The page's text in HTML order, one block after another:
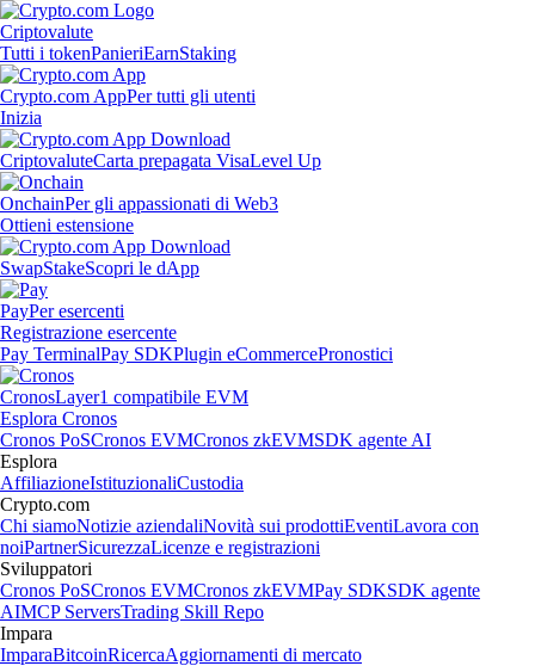
Criptovalute
Tutti i tokenPanieriEarnStaking
Crypto.com AppPer tutti gli utenti
Inizia
CriptovaluteCarta prepagata VisaLevel Up
OnchainPer gli appassionati di Web3
Ottieni estensione
SwapStakeScopri le dApp
PayPer esercenti
Registrazione esercente
Pay TerminalPay SDKPlugin eCommercePronostici
CronosLayer1 compatibile EVM
Esplora Cronos
Cronos PoSCronos EVMCronos zkEVMSDK agente AI
Esplora
AffiliazioneIstituzionaliCustodia
Crypto.com
Chi siamoNotizie aziendaliNovità sui prodottiEventiLavora con
noiPartnerSicurezzaLicenze e registrazioni
Sviluppatori
Cronos PoSCronos EVMCronos zkEVMPay SDKSDK agente
AIMCP ServersTrading Skill Repo
Impara
ImparaBitcoinRicercaAggiornamenti di mercato